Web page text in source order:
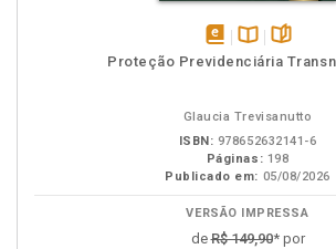
disponívelDisponível
páginas
Proteção Previdenciária
Glaucia Trevisanutto
ISBN: 978652632141-6
Páginas: 198
Publicado em: 05/08/2026
VERSÃO IMPRESSA
deR$ 149,90* por